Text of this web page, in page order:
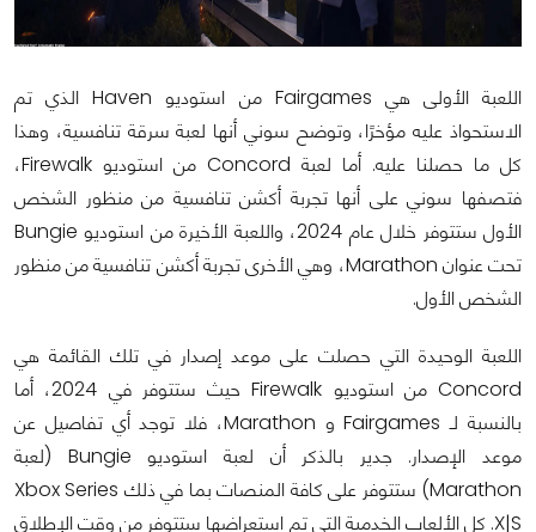
اللعبة الأولى هي Fairgames من استوديو Haven الذي تم
الاستحواذ عليه مؤخرًا، وتوضح سوني أنها لعبة سرقة تنافسية، وهذا
كل ما حصلنا عليه. أما لعبة Concord من استوديو Firewalk،
فتصفها سوني على أنها تجربة أكشن تنافسية من منظور الشخص
الأول ستتوفر خلال عام 2024، واللعبة الأخيرة من استوديو Bungie
تحت عنوان Marathon، وهي الأخرى تجربة أكشن تنافسية من منظور
الشخص الأول.
اللعبة الوحيدة التي حصلت على موعد إصدار في تلك القائمة هي
Concord من استوديو Firewalk حيث ستتوفر في 2024، أما
بالنسبة لـ Fairgames و Marathon، فلا توجد أي تفاصيل عن
موعد الإصدار. جدير بالذكر أن لعبة استوديو Bungie (لعبة
Marathon) ستتوفر على كافة المنصات بما في ذلك Xbox Series
X|S. كل الألعاب الخدمية التي تم استعراضها ستتوفر من وقت الإطلاق